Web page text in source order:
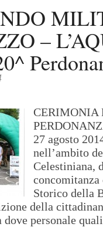
–
CERIMONIA
27 agosto
nell’ambito
Celestiniana,
concomitanza
Storico della
della
dove personale